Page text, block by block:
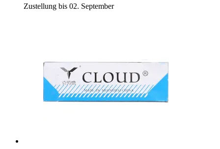
Zustellung bis 02. September